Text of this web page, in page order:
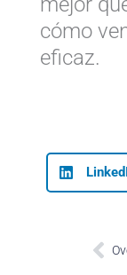
cómo
eficaz.